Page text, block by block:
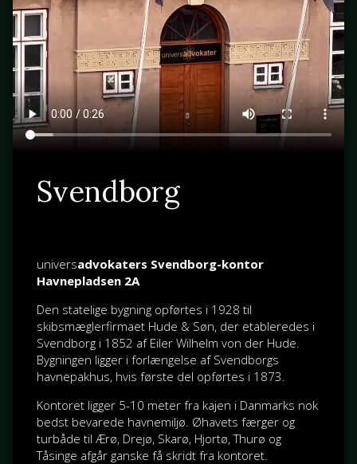
Svendborg
universadvokaters Svendborg-kontor
Havnepladsen 2A
Den statelige bygning opførtes i 1928 til
skibsmæglerfirmaet Hude & Søn, der etableredes i
Svendborg i 1852 af Eiler Wilhelm von der Hude.
Bygningen ligger i forlængelse af Svendborgs
havnepakhus, hvis første del opførtes i 1873.
Kontoret ligger 5-10 meter fra kajen i Danmarks nok
bedst bevarede havnemiljø. Øhavets færger og
turbåde til Ærø, Drejø, Skarø, Hjortø, Thurø og
Tåsinge afgår ganske få skridt fra kontoret.